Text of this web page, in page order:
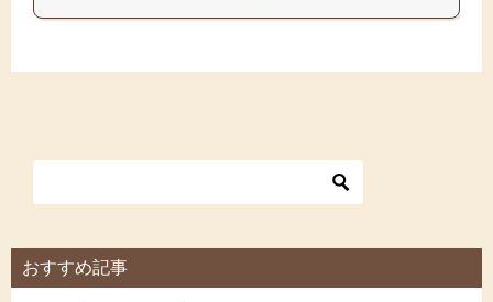
おすすめ記事